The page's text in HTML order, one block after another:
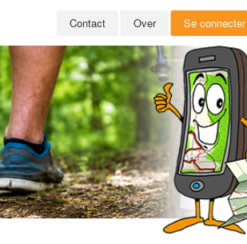
Contact Over Se connecter